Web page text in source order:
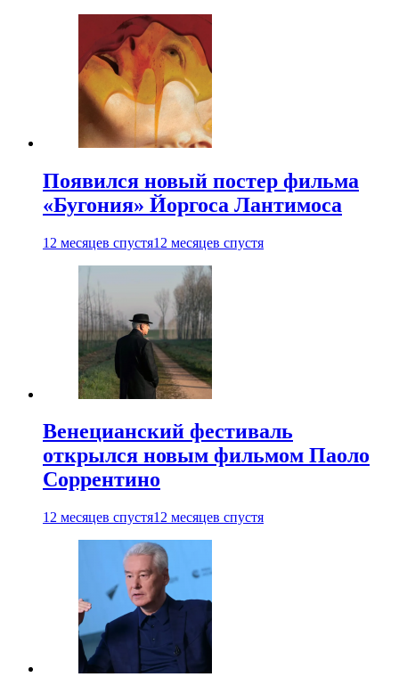
Появился новый постер фильма
«Бугония» Йоргоса Лантимоса
12 месяцев спустя12 месяцев спустя
Венецианский фестиваль
открылся новым фильмом Паоло
Соррентино
12 месяцев спустя12 месяцев спустя